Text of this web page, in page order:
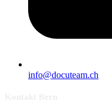
info@docuteam.ch